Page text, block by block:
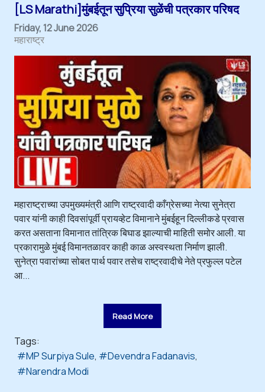
[LS Marathi]मुंबईतून सुप्रिया सुळेंची पत्रकार परिषद
Friday, 12 June 2026
महाराष्ट्र
महाराष्ट्राच्या उपमुख्यमंत्री आणि राष्ट्रवादी काँग्रेसच्या नेत्या सुनेत्रा
पवार यांनी काही दिवसांपूर्वी प्रायव्हेट विमानाने मुंबईहून दिल्लीकडे प्रवास
करत असताना विमानात तांत्रिक बिघाड झाल्याची माहिती समोर आली. या
प्रकारामुळे मुंबई विमानतळावर काही काळ अस्वस्थता निर्माण झाली.
सुनेत्रा पवारांच्या सोबत पार्थ पवार तसेच राष्ट्रवादीचे नेते प्रफुल्ल पटेल
आ...
Read More
Tags:
MP Surpiya Sule
Devendra Fadanavis
Narendra Modi